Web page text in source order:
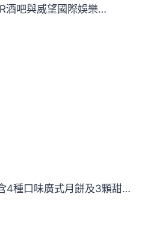
酒吧與威望國際娛樂…
4種口味廣式月餅及3顆甜…